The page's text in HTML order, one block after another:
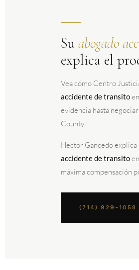
Su abogado
explica el
Vea cómo Centro
accidente de transito
evidencia hasta
County.
Hector Gancedo
accidente de transito
máxima compensación
(714) 929-1058